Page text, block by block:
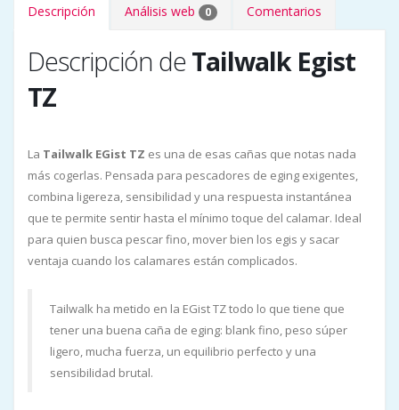
Descripción Análisis web 0 Comentarios
Descripción deTailwalk Egist
TZ
La Tailwalk EGist TZ es una de esas cañas que notas nada
más cogerlas. Pensada para pescadores de eging exigentes,
combina ligereza, sensibilidad y una respuesta instantánea
que te permite sentir hasta el mínimo toque del calamar. Ideal
para quien busca pescar fino, mover bien los egis y sacar
ventaja cuando los calamares están complicados.
Tailwalk ha metido en la EGist TZ todo lo que tiene que
tener una buena caña de eging: blank fino, peso súper
ligero, mucha fuerza, un equilibrio perfecto y una
sensibilidad brutal.